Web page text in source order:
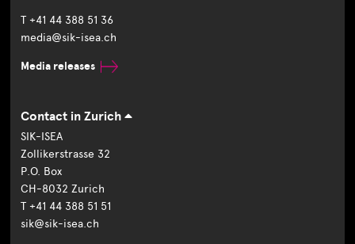
T +41 44 388 51 36
media@sik-isea.ch
Media releases
Contact in Zurich
SIK-ISEA
Zollikerstrasse 32
P.O. Box
CH-8032 Zurich
T +41 44 388 51 51
sik@sik-isea.ch